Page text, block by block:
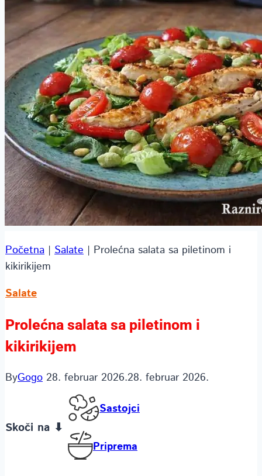
Početna | Salate | Prolećna salata sa piletinom i
kikirikijem
Salate
Prolećna salata sa piletinom i
kikirikijem
ByGogo 28. februar 2026.28. februar 2026.
Skoči na ⬇
Sastojci
Priprema